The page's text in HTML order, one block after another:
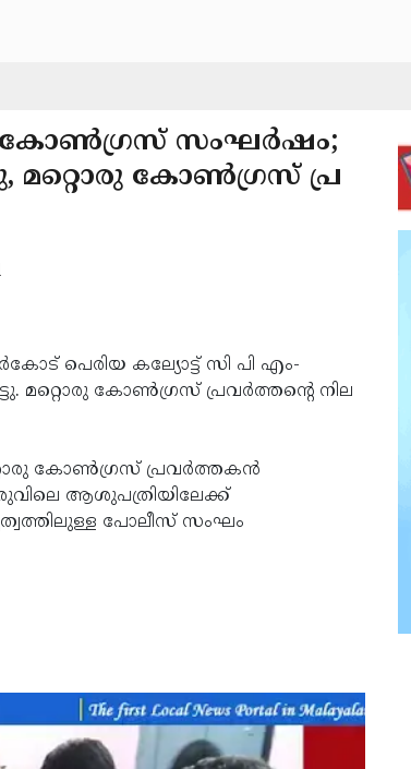
കോണ്‍ഗ്രസ് സംഘര്‍ഷം;
മറ്റൊരു കോണ്‍ഗ്രസ് പ്ര
പെരിയ കല്യോട്ട് സി പി എം-
കോണ്‍ഗ്രസ് പ്രവര്‍ത്തന്റെ നില
കോണ്‍ഗ്രസ് പ്രവര്‍ത്തകന്‍
ആശുപത്രിയിലേക്ക്
പോലീസ് സംഘം